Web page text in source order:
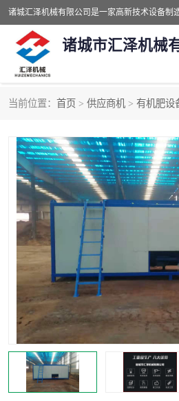
诸城市汇泽机械
当前位置： 首页 > 供应商机 > 有机肥设
鸡粪发酵机
纳米膜好氧发酵堆肥机
膜式堆肥机
膜式发酵仓
分子膜发酵堆肥设备